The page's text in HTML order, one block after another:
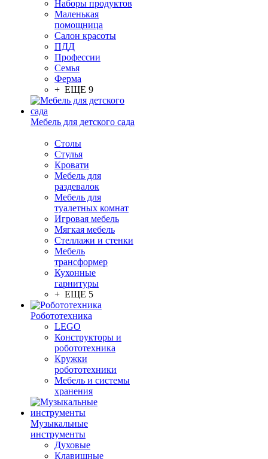
Наборы продуктов
Маленькая
помощница
Салон красоты
ПДД
Профессии
Семья
Ферма
+ ЕЩЕ 9
Мебель для детского сада
Столы
Cтулья
Кровати
Мебель для
раздевалок
Мебель для
туалетных комнат
Игровая мебель
Мягкая мебель
Стеллажи и стенки
Мебель
трансформер
Кухонные
гарнитуры
+ ЕЩЕ 5
Робототехника
LEGO
Конструкторы и
робототехника
Кружки
робототехники
Мебель и системы
хранения
Музыкальные
инструменты
Духовые
Клавишные